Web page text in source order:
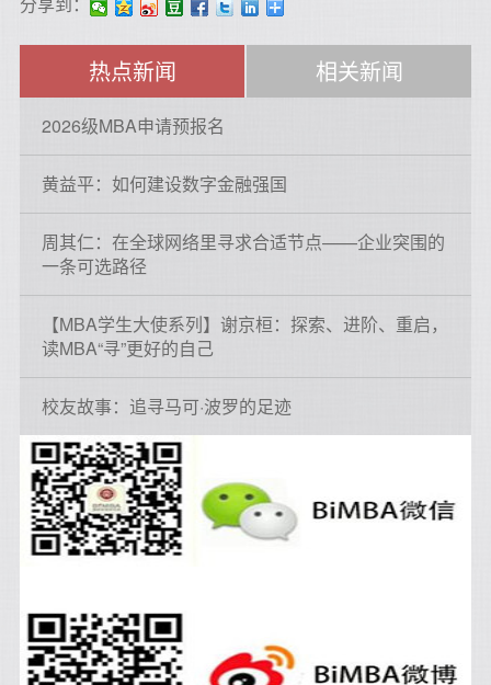
热点新闻 相关新闻
2026级MBA申请预报名
黄益平：如何建设数字金融强国
周其仁：在全球网络里寻求合适节点——企业突围的
一条可选路径
【MBA学生大使系列】谢京桓：探索、进阶、重启，
读MBA“寻”更好的自己
校友故事：追寻马可·波罗的足迹